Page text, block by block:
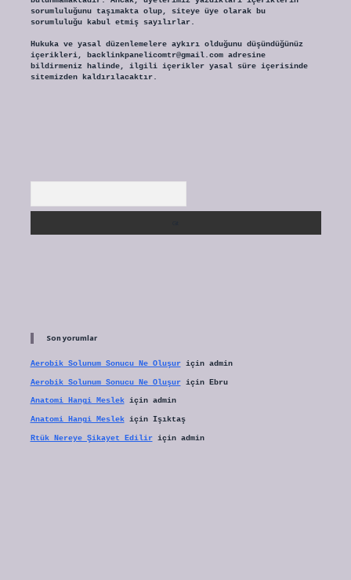
sorumluluğunu taşımakta olup, siteye üye olarak bu
sorumluluğu kabul etmiş sayılırlar.
Hukuka ve yasal düzenlemelere aykırı olduğunu düşündüğünüz
içerikleri, backlinkpanelicomtr@gmail.comadresine
bildirmeniz halinde, ilgili içerikler yasal süre içerisinde
sitemizden kaldırılacaktır.
Son yorumlar
Aerobik Solunum Sonucu Ne Oluşuriçin admin
Aerobik Solunum Sonucu Ne Oluşuriçin Ebru
Anatomi Hangi Meslekiçin admin
Anatomi Hangi Meslekiçin Işıktaş
Rtük Nereye Şikayet Ediliriçin admin